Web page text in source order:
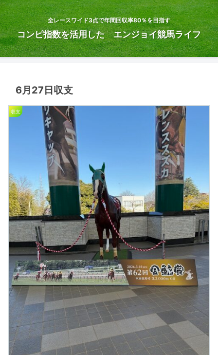
全レースワイド3点で年間回収率80％を目指す
コンピ指数を活用した エンジョイ競馬ライフ
6月27日収支
収支